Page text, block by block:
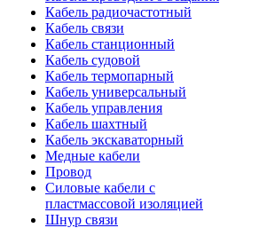
Кабель радиочастотный
Кабель связи
Кабель станционный
Кабель судовой
Кабель термопарный
Кабель универсальный
Кабель управления
Кабель шахтный
Кабель экскаваторный
Медные кабели
Провод
Силовые кабели с
пластмассовой изоляцией
Шнур связи